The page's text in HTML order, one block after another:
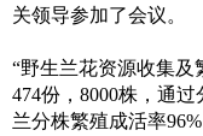
关领导参加了会议。
“野生兰花资源收集及
474份，8000株，通
兰分株繁殖成活率